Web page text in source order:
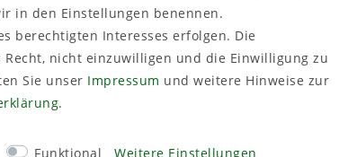
in den Einstellungen benennen.
berechtigten Interesses erfolgen. Die
nicht einzuwilligen und die Einwilligung zu
Sie unser Impressum und weitere Hinweise zur
.
Funktional Weitere Einstellungen